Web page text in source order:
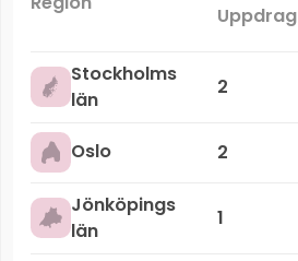
Uppdrag
Stockholms
län
2
Oslo 2
Jönköpings
län
1